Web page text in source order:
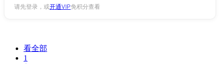
请先登录，或开通VIP免积分查看
看全部
1